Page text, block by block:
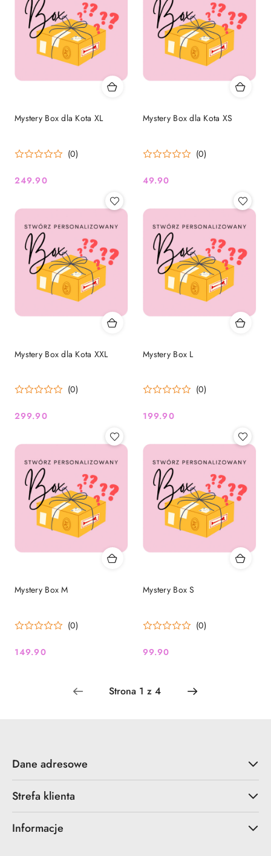
Mystery Box dla Kota XL
(0)
Cena:
249.90
Mystery Box dla Kota XS
(0)
Cena:
49.90
Mystery Box dla Kota XXL
(0)
Cena:
299.90
Mystery Box L
(0)
Cena:
199.90
Mystery Box M
(0)
Cena:
149.90
Mystery Box S
(0)
Cena:
99.90
Dane adresowe
Strefa klienta
Informacje